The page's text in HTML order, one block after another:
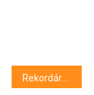
Rekordáron kelt el Einstein hegedűje egy brit aukción